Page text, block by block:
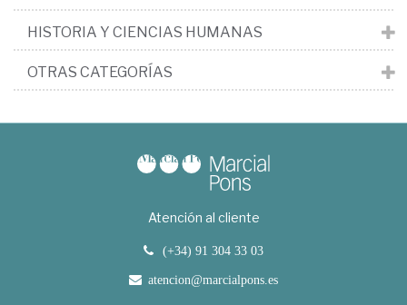
HISTORIA Y CIENCIAS HUMANAS
OTRAS CATEGORÍAS
Atención al cliente
(+34) 91 304 33 03
atencion@marcialpons.es